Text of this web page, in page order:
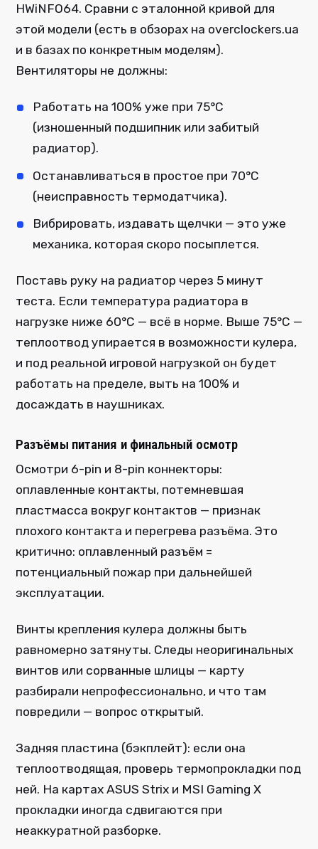
HWiNFO64. Сравни с эталонной кривой для
этой модели (есть в обзорах на overclockers.ua
и в базах по конкретным моделям).
Вентиляторы не должны:
Работать на 100% уже при 75°C
(изношенный подшипник или забитый
радиатор).
Останавливаться в простое при 70°C
(неисправность термодатчика).
Вибрировать, издавать щелчки — это уже
механика, которая скоро посыплется.
Поставь руку на радиатор через 5 минут
теста. Если температура радиатора в
нагрузке ниже 60°C — всё в норме. Выше 75°C —
теплоотвод упирается в возможности кулера,
и под реальной игровой нагрузкой он будет
работать на пределе, выть на 100% и
досаждать в наушниках.
Разъёмы питания и финальный осмотр
Осмотри 6-pin и 8-pin коннекторы:
оплавленные контакты, потемневшая
пластмасса вокруг контактов — признак
плохого контакта и перегрева разъёма. Это
критично: оплавленный разъём =
потенциальный пожар при дальнейшей
эксплуатации.
Винты крепления кулера должны быть
равномерно затянуты. Следы неоригинальных
винтов или сорванные шлицы — карту
разбирали непрофессионально, и что там
повредили — вопрос открытый.
Задняя пластина (бэкплейт): если она
теплоотводящая, проверь термопрокладки под
ней. На картах ASUS Strix и MSI Gaming X
прокладки иногда сдвигаются при
неаккуратной разборке.